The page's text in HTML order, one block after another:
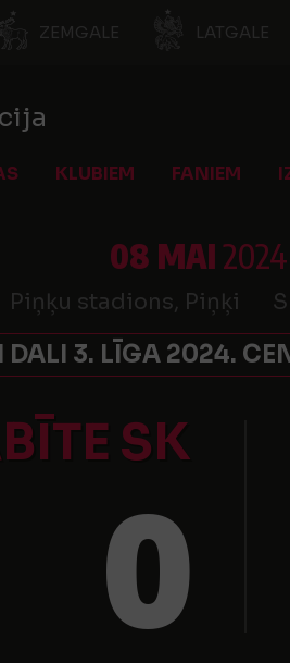
ZEMGALE LATGALE
KLUBIEM FANIEM
08 MAI2024
Piņķu stadions, Piņķi
DALI 3. LĪGA 2024.
SK
0